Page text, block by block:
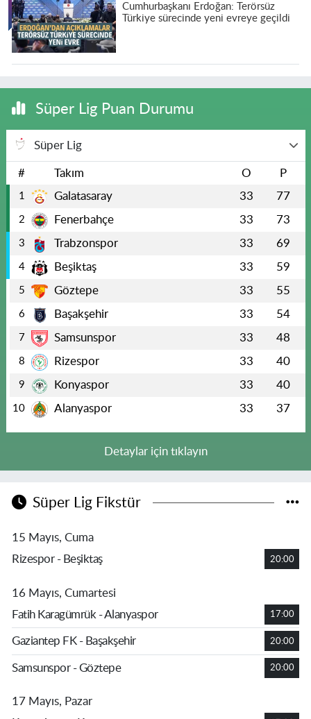
Cumhurbaşkanı Erdoğan: Terörsüz
Türkiye sürecinde yeni evreye geçildi
Süper Lig Puan Durumu
Süper Lig
# Takım O P
1 Galatasaray 33 77
2 Fenerbahçe 33 73
3 Trabzonspor 33 69
4 Beşiktaş 33 59
5 Göztepe 33 55
6 Başakşehir 33 54
7 Samsunspor 33 48
8 Rizespor 33 40
9 Konyaspor 33 40
10 Alanyaspor 33 37
Detaylar için tıklayın
Süper Lig Fikstür
15 Mayıs, Cuma
Rizespor - Beşiktaş
20:00
16 Mayıs, Cumartesi
Fatih Karagümrük - Alanyaspor
17:00
Gaziantep FK - Başakşehir 20:00
Samsunspor - Göztepe 20:00
17 Mayıs, Pazar